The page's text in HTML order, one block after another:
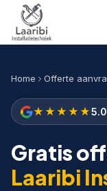
Home Offerte
★★★★★5.0
Gratis
Laaribi